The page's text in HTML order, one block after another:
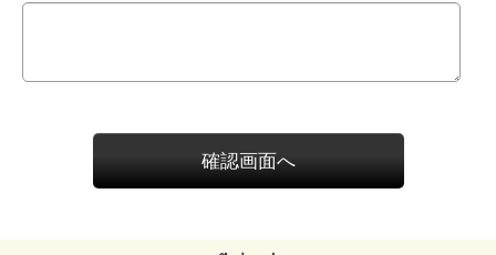
確認画面へ